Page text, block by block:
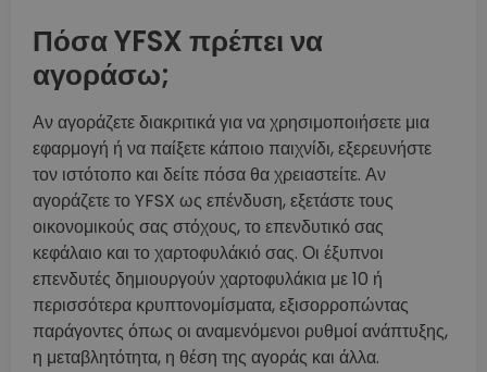
Πόσα YFSX πρέπει να
αγοράσω;
Αν αγοράζετε διακριτικά για να χρησιμοποιήσετε μια
εφαρμογή ή να παίξετε κάποιο παιχνίδι, εξερευνήστε
τον ιστότοπο και δείτε πόσα θα χρειαστείτε. Αν
αγοράζετε το YFSX ως επένδυση, εξετάστε τους
οικονομικούς σας στόχους, το επενδυτικό σας
κεφάλαιο και το χαρτοφυλάκιό σας. Οι έξυπνοι
επενδυτές δημιουργούν χαρτοφυλάκια με 10 ή
περισσότερα κρυπτονομίσματα, εξισορροπώντας
παράγοντες όπως οι αναμενόμενοι ρυθμοί ανάπτυξης,
η μεταβλητότητα, η θέση της αγοράς και άλλα.